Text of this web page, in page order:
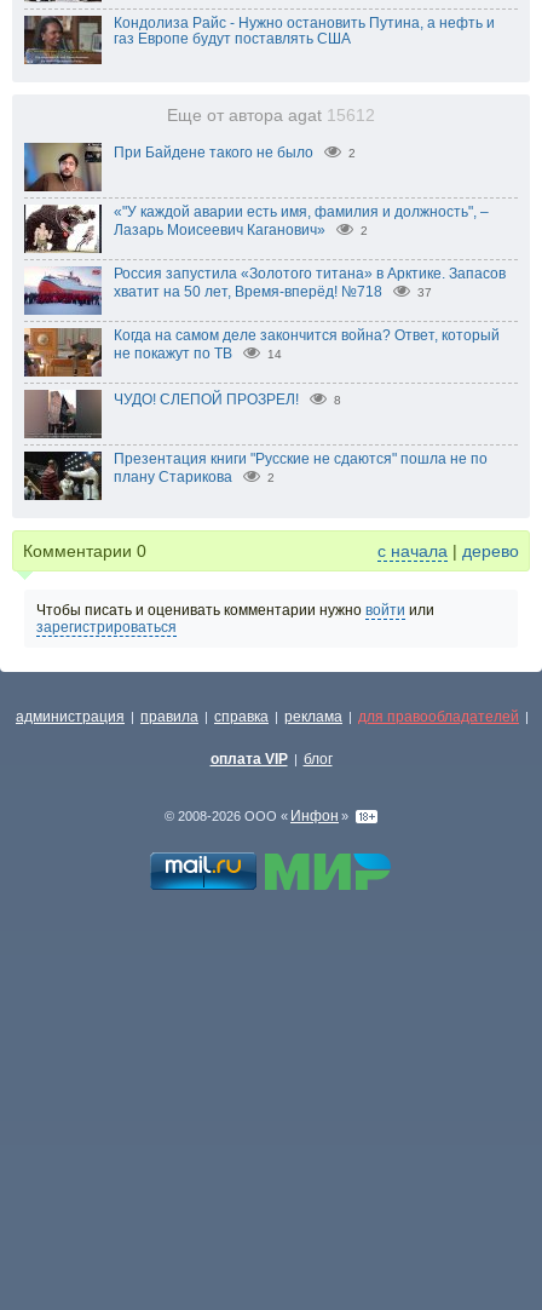
Кондолиза Райс - Нужно остановить Путина, а нефть и
газ Европе будут поставлять США
Еще от автора agat 15612
При Байдене такого не было 2
«"У каждой аварии есть имя, фамилия и должность", –
Лазарь Моисеевич Каганович»
2
Россия запустила «Золотого титана» в Арктике. Запасов
хватит на 50 лет, Время-вперёд! №718
37
Когда на самом деле закончится война? Ответ, который
не покажут по ТВ
14
ЧУДО! СЛЕПОЙ ПРОЗРЕЛ! 8
Презентация книги "Русские не сдаются" пошла не по
плану Старикова
2
Комментарии 0 с начала | дерево
Чтобы писать и оценивать комментарии нужно войти или
зарегистрироваться
администрация | правила | справка | реклама | для правообладателей |
оплата VIP | блог
© 2008-2026 ООО « Инфон »